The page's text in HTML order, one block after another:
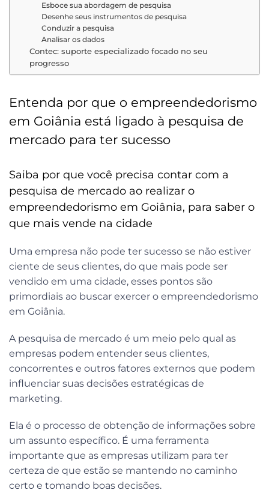
Esboce sua abordagem de pesquisa
Desenhe seus instrumentos de pesquisa
Conduzir a pesquisa
Analisar os dados
Contec: suporte especializado focado no seu
progresso
Entenda por que o empreendedorismo
em Goiânia está ligado à pesquisa de
mercado para ter sucesso
Saiba por que você precisa contar com a
pesquisa de mercado ao realizar o
empreendedorismo em Goiânia, para saber o
que mais vende na cidade
Uma empresa não pode ter sucesso se não estiver
ciente de seus clientes, do que mais pode ser
vendido em uma cidade, esses pontos são
primordiais ao buscar exercer o empreendedorismo
em Goiânia.
A pesquisa de mercado é um meio pelo qual as
empresas podem entender seus clientes,
concorrentes e outros fatores externos que podem
influenciar suas decisões estratégicas de
marketing.
Ela é o processo de obtenção de informações sobre
um assunto específico. É uma ferramenta
importante que as empresas utilizam para ter
certeza de que estão se mantendo no caminho
certo e tomando boas decisões.